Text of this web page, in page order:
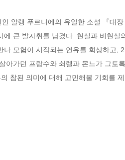
알랭 푸르니에의 유일한 소설 『대
에 큰 발자취를 남겼다. 현실과 비현
나 모험이 시작되는 연유를 회상하고
아가던 프랑수와 쇠렐과 몬느가 그토
참된 의미에 대해 고민해볼 기회를